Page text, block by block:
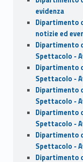
evidenza
Dipartimento
notizie ed
Dipartimento
Spettacolo -
Dipartimento
Spettacolo -
Dipartimento
Spettacolo -
Dipartimento
Spettacolo -
Dipartimento
Spettacolo -
Dipartimento